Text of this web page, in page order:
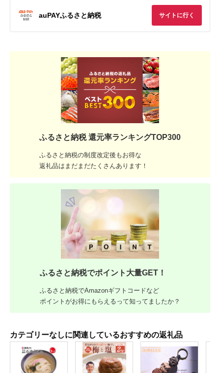
auPAYふるさと納税 サイトに行く
ふるさと納税 還元率ランキングTOP300
ふるさと納税の制度改定後もお得な
返礼品はまだまだたくさんあります！
ふるさと納税でポイント大量GET！
ふるさと納税でAmazonギフトコードなど
ポイントがお得にもらえるって知ってましたか？
カテゴリーなしに関連しているおすすめの返礼品